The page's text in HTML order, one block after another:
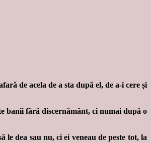
de acela de a sta după el, de a-i cere și
banii fără discernământ, ci numai după o
le dea sau nu, ci ei veneau de peste tot, la